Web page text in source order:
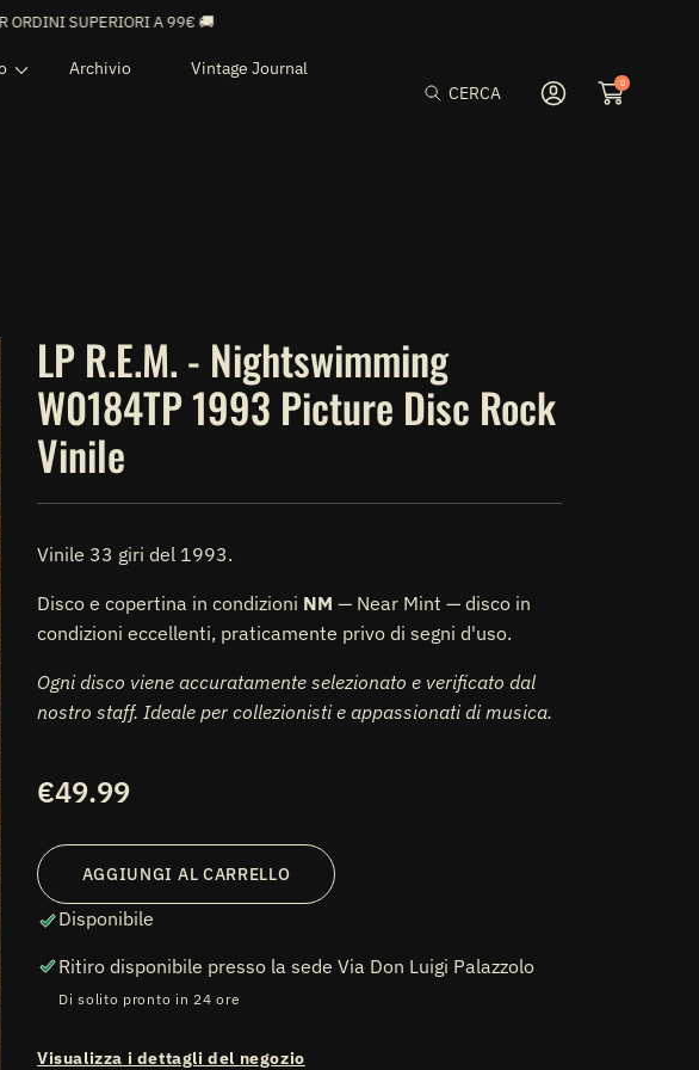
A 99€ 🚚
Archivio Vintage Journal
CERCA Accedi
0
LP R.E.M. - Nightswimming
W0184TP 1993 Picture Disc Rock
Vinile
Vinile 33 giri del 1993.
Disco e copertina in condizioni NM — Near Mint — disco in
condizioni eccellenti, praticamente privo di segni d'uso.
Ogni disco viene accuratamente selezionato e verificato dal
nostro staff. Ideale per collezionisti e appassionati di musica.
Prezzo
listino
€49.99
AGGIUNGI AL CARRELLO
Disponibile
Ritiro disponibile presso la sedeVia Don Luigi Palazzolo
Di solito pronto in 24 ore
Visualizza i dettagli del negozio